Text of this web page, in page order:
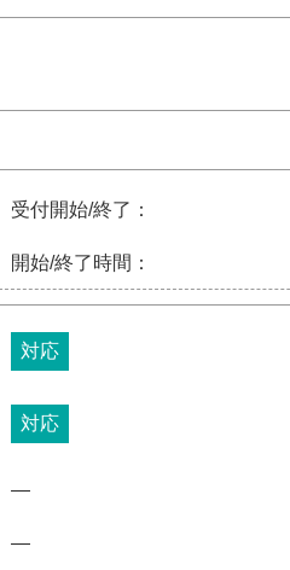
受付開始/終了：
開始/終了時間：
対応
対応
―
―